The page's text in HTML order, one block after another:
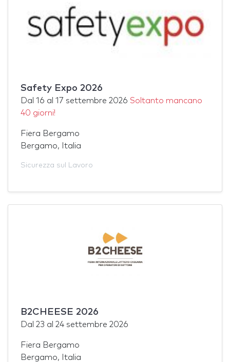
Safety Expo 2026
Dal 16 al 17 settembre 2026 Soltanto mancano
40 giorni!
Fiera Bergamo
Bergamo, Italia
Sicurezza sul Lavoro
B2CHEESE 2026
Dal 23 al 24 settembre 2026
Fiera Bergamo
Bergamo, Italia